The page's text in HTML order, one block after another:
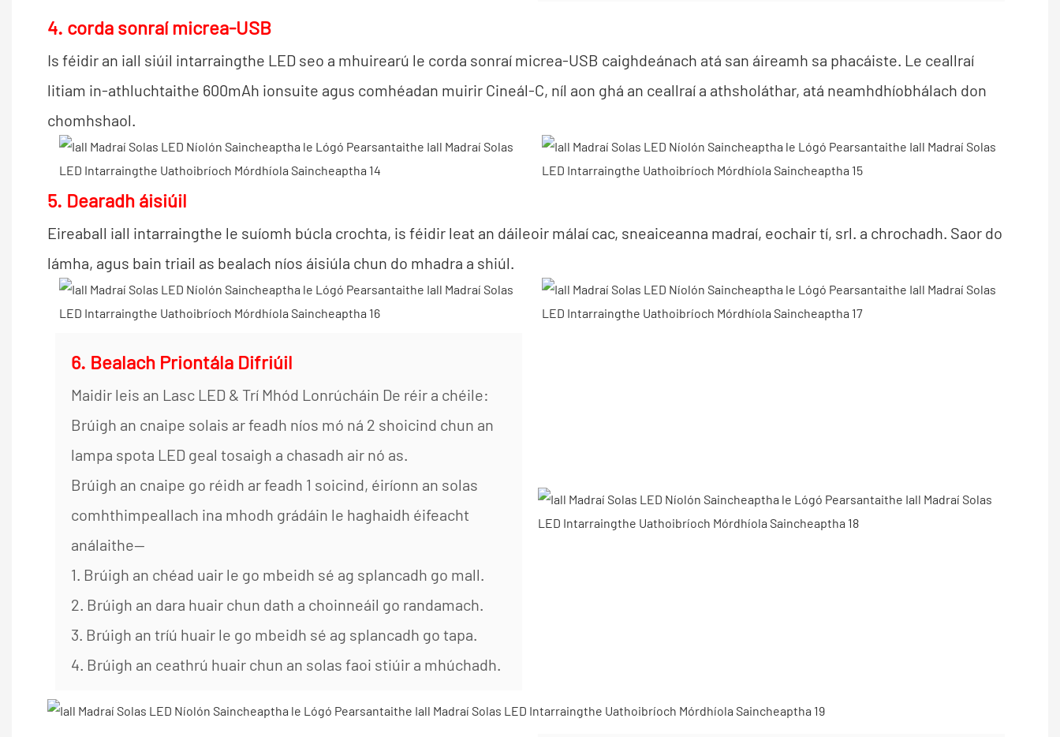
4. corda sonraí micrea-USB
Is féidir an iall siúil intarraingthe LED seo a mhuirearú le corda sonraí micrea-USB caighdeánach atá san áireamh sa phacáiste. Le ceallraí
litiam in-athluchtaithe 600mAh ionsuite agus comhéadan muirir Cineál-C, níl aon ghá an ceallraí a athsholáthar, atá neamhdhíobhálach don
chomhshaol.
5. Dearadh áisiúil
Eireaball iall intarraingthe le suíomh búcla crochta, is féidir leat an dáileoir málaí cac, sneaiceanna madraí, eochair tí, srl. a chrochadh. Saor do
lámha, agus bain triail as bealach níos áisiúla chun do mhadra a shiúl.
6. Bealach Priontála Difriúil
Maidir leis an Lasc LED & Trí Mhód Lonrúcháin De réir a chéile:
Brúigh an cnaipe solais ar feadh níos mó ná 2 shoicind chun an
lampa spota LED geal tosaigh a chasadh air nó as.
Brúigh an cnaipe go réidh ar feadh 1 soicind, éiríonn an solas
comhthimpeallach ina mhodh grádáin le haghaidh éifeacht
análaithe—
1. Brúigh an chéad uair le go mbeidh sé ag splancadh go mall.
2. Brúigh an dara huair chun dath a choinneáil go randamach.
3. Brúigh an tríú huair le go mbeidh sé ag splancadh go tapa.
4. Brúigh an ceathrú huair chun an solas faoi stiúir a mhúchadh.